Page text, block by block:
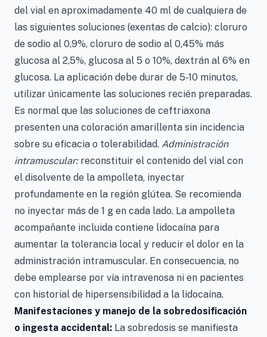
del vial en aproximadamente 40 ml de cualquiera de
las siguientes soluciones (exentas de calcio): cloruro
de sodio al 0,9%, cloruro de sodio al 0,45% más
glucosa al 2,5%, glucosa al 5 o 10%, dextrán al 6% en
glucosa. La aplicación debe durar de 5-10 minutos,
utilizar únicamente las soluciones recién preparadas.
Es normal que las soluciones de ceftriaxona
presenten una coloración amarillenta sin incidencia
sobre su eficacia o tolerabilidad. Administración
intramuscular:reconstituir el contenido del vial con
el disolvente de la ampolleta, inyectar
profundamente en la región glútea. Se recomienda
no inyectar más de 1 g en cada lado. La ampolleta
acompañante incluida contiene lidocaína para
aumentar la tolerancia local y reducir el dolor en la
administración intramuscular. En consecuencia, no
debe emplearse por vía intravenosa ni en pacientes
con historial de hipersensibilidad a la lidocaína.
Manifestaciones y manejo de la sobredosificación
o ingesta accidental: La sobredosis se manifiesta